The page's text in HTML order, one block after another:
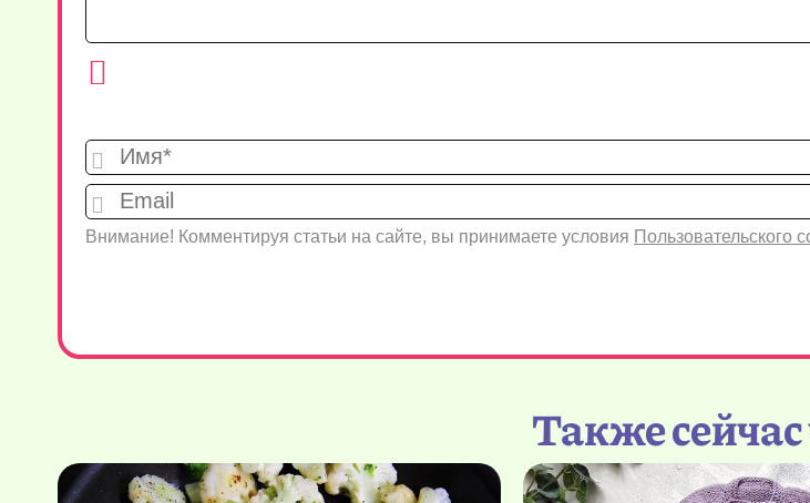
Внимание! Комментируя статьи на сайте, вы принимаете условия Пользовательского
Также